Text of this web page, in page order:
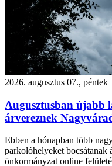
2026. augusztus 07., péntek
Augusztusban újabb
árvereznek
Ebben a hónapban több
parkolóhelyeket bocsátanak
önkormányzat online